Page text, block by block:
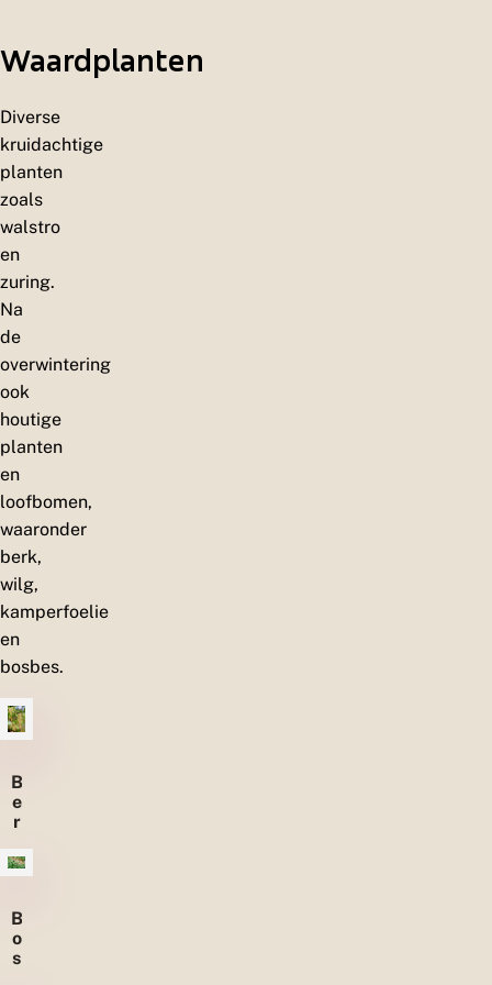
e
v
r
Waardplanten
Diverse
kruidachtige
planten
zoals
walstro
en
zuring.
Na
de
overwintering
ook
houtige
planten
en
loofbomen,
waaronder
berk,
wilg,
kamperfoelie
en
bosbes.
B
e
r
B
o
s